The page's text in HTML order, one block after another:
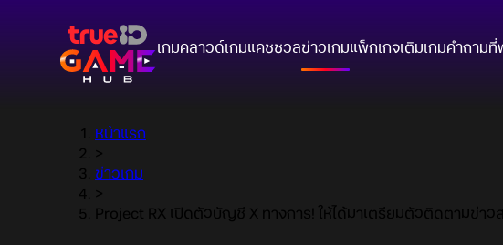
เกมคลาวด์เกมแคชชวลข่าวเกมแพ็กเกจเติมเกมคำถาม
หน้าแรก
>
ข่าวเกม
>
Project RX เปิดตัวบัญชี X ทางการ! ให้ได้มาเตรียมตัวติดตามข่าว